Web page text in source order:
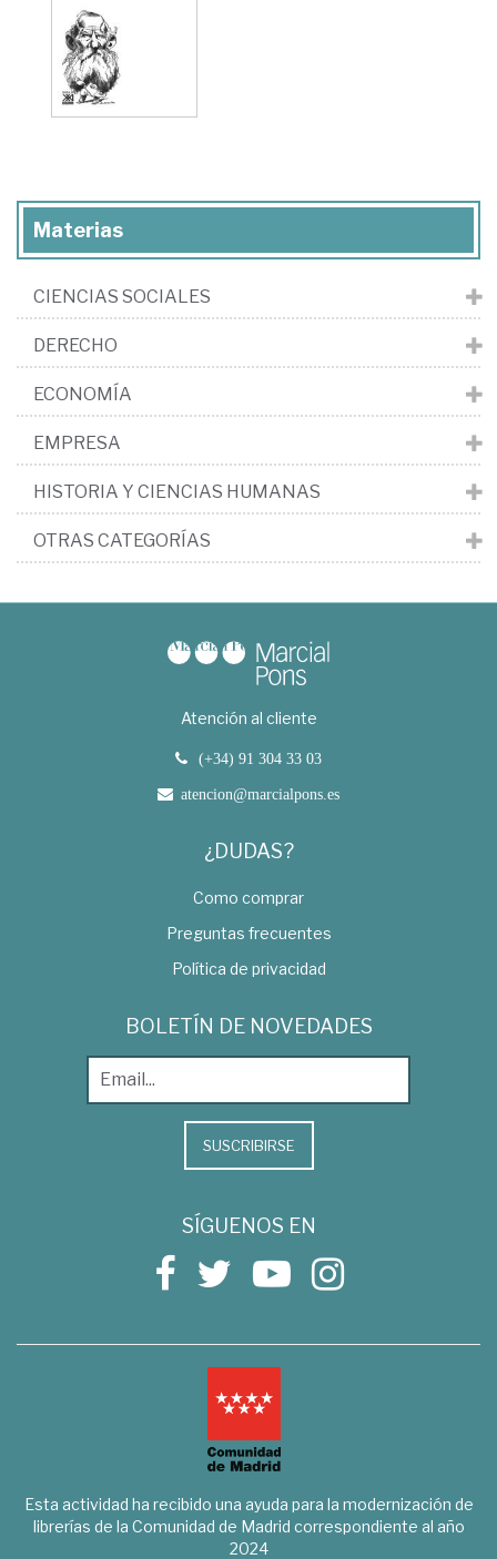
Materias
CIENCIAS SOCIALES
DERECHO
ECONOMÍA
EMPRESA
HISTORIA Y CIENCIAS HUMANAS
OTRAS CATEGORÍAS
Atención al cliente
(+34) 91 304 33 03
atencion@marcialpons.es
¿DUDAS?
Como comprar
Preguntas frecuentes
Política de privacidad
BOLETÍN DE NOVEDADES
SUSCRIBIRSE
SÍGUENOS EN
Esta actividad ha recibido una ayuda para la modernización de
librerías de la Comunidad de Madrid correspondiente al año
2024